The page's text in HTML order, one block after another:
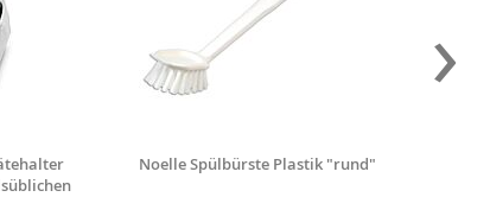
Noelle Spülbürste Plastik "rund"
›